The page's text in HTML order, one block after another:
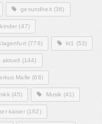
gesundheit(36)
kinder (47)
(776) kt1 (53)
aktuell (144)
Malle (68)
(45) Musik (41)
kaiser(162)